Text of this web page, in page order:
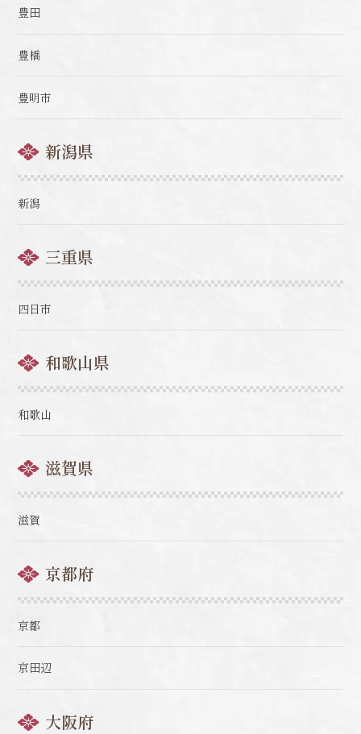
豊田
豊橋
豊明市
新潟県
新潟
三重県
四日市
和歌山県
和歌山
滋賀県
滋賀
京都府
京都
京田辺
大阪府